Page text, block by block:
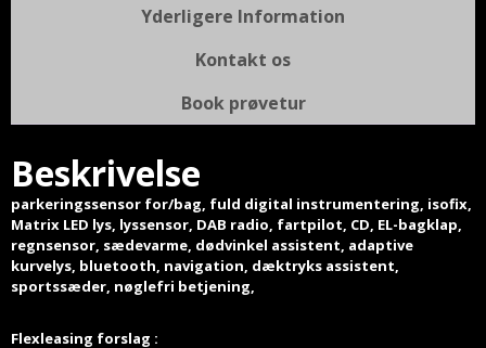
Yderligere Information
Kontakt os
Book prøvetur
Beskrivelse
parkeringssensor for/bag, fuld digital instrumentering, isofix,
Matrix LED lys, lyssensor, DAB radio, fartpilot, CD, EL-bagklap,
regnsensor, sædevarme, dødvinkel assistent, adaptive
kurvelys, bluetooth, navigation, dæktryks assistent,
sportssæder, nøglefri betjening,
Flexleasing forslag :